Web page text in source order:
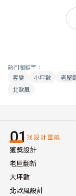
熱門關鍵字：
客變
小坪數 老屋
北歐風
01 找設計靈感
獲獎設計
老屋翻新
大坪數
北歐風設計